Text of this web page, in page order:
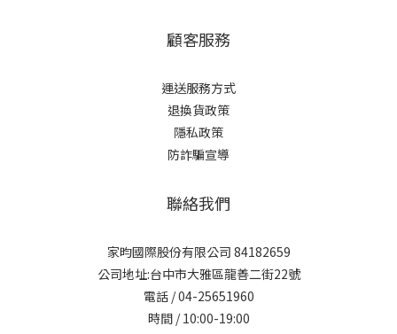
顧客服務
運送服務方式
退換貨政策
隱私政策
防詐騙宣導
聯絡我們
家昀國際股份有限公司 84182659
公司地址:台中市大雅區龍善二街22號
電話 / 04-25651960
時間 / 10:00-19:00